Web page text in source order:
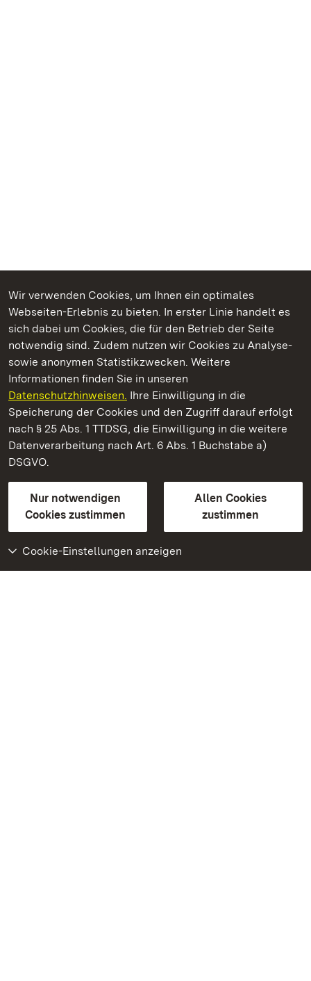
Wir verwenden Cookies, um Ihnen ein optimales
Webseiten-Erlebnis zu bieten. In erster Linie handelt es
sich dabei um Cookies, die für den Betrieb der Seite
notwendig sind. Zudem nutzen wir Cookies zu Analyse-
sowie anonymen Statistikzwecken. Weitere
Informationen finden Sie in unseren
Datenschutzhinweisen. Ihre Einwilligung in die
Speicherung der Cookies und den Zugriff darauf erfolgt
nach § 25 Abs. 1 TTDSG, die Einwilligung in die weitere
Datenverarbeitung nach Art. 6 Abs. 1 Buchstabe a)
DSGVO.
Nur notwendigen
Cookies zustimmen
Allen Cookies
zustimmen
Cookie-Einstellungen anzeigen
Kommen. Staunen. Genießen.
Staatliche Schlösser und Gärten Baden‑Württemberg
Staatliche Schlösser und Gärten Baden-Württemberg
Kontakt
GebärdenspracheLeichte Sprache
Erklärung zur Barrierefreiheit
BITV-konform (geprüfte Seiten)
Weiteres